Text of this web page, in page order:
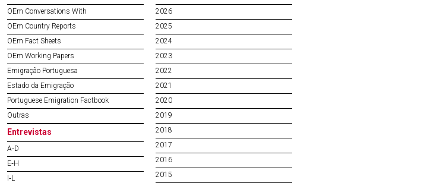
OEm Conversations With
OEm Country Reports
OEm Fact Sheets
OEm Working Papers
Emigração Portuguesa
Estado da Emigração
Portuguese Emigration Factbook
Outras
Entrevistas
A‐D
E‐H
I‐L
2026
2025
2024
2023
2022
2021
2020
2019
2018
2017
2016
2015